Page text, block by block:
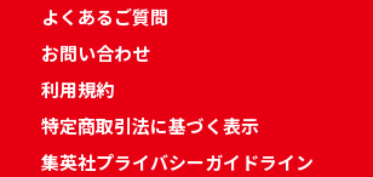
よくあるご質問
お問い合わせ
利用規約
特定商取引法に基づく表示
集英社プライバシーガイドライン